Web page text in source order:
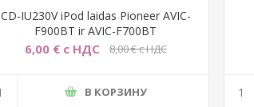
CD-IU230V iPod laidas Pioneer AVIC-
F900BT ir AVIC-F700BT
6,00 € с НДС 8,00 € с НДС
В КОРЗИНУ